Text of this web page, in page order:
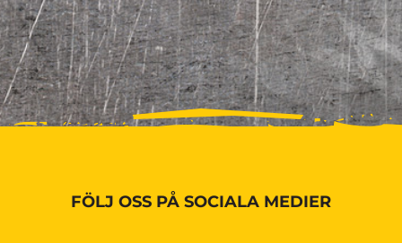
FÖLJ OSS PÅ SOCIALA MEDIER